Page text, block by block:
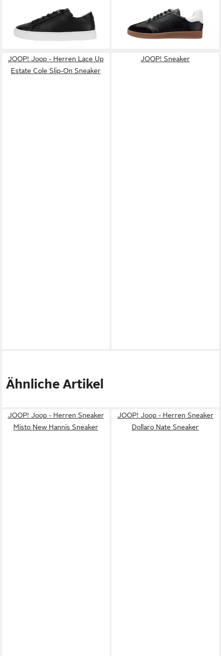
139,95 € 119,95 €
JOOP! Joop - Herren Lace Up
Estate Cole Slip-On Sneaker
JOOP! Sneaker
Ähnliche Artikel
JOOP! Joop - Herren Sneaker
Misto New Hannis Sneaker
JOOP! Joop - Herren Sneaker
Dollaro Nate Sneaker